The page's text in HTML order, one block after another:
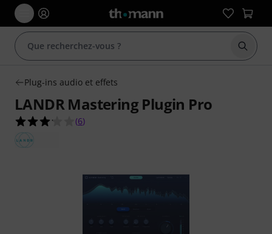
Plug-ins audio et effets
LANDR Mastering Plugin Pro
3.2 étoiles sur 5 d'après 6 évaluations clients
(6)